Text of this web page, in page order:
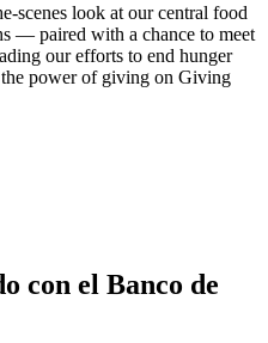
scenes look at our central food
— paired with a chance to meet
our efforts to end hunger
the power of giving on Giving
con el Banco de